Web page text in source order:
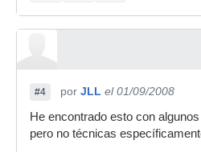
#4 por JLL el 01/09/2008
He encontrado esto con
pero no técnicas